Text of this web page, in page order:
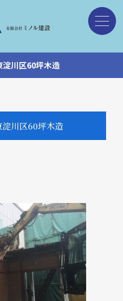
淀川区60坪木造
川区60坪木造